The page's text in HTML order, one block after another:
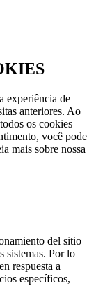
experiência de
anteriores. Ao
os cookies
você pode
mais sobre nossa
del sitio
sistemas. Por lo
respuesta a
específicos,